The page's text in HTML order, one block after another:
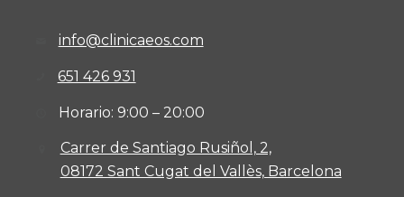
info@clinicaeos.com
651 426 931
Horario: 9:00 – 20:00
Carrer de Santiago Rusiñol, 2,
08172 Sant Cugat del Vallès, Barcelona